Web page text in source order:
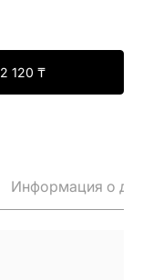
2 120 ₸
Информация о